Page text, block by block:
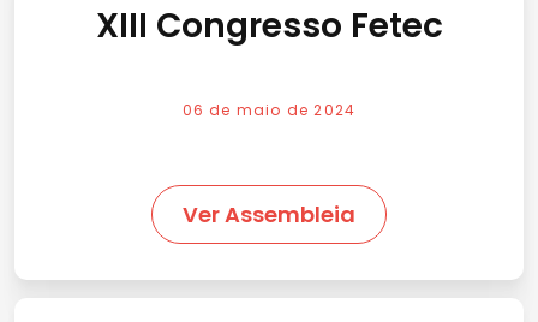
XIII Congresso Fetec
06 de maio de 2024
Ver Assembleia